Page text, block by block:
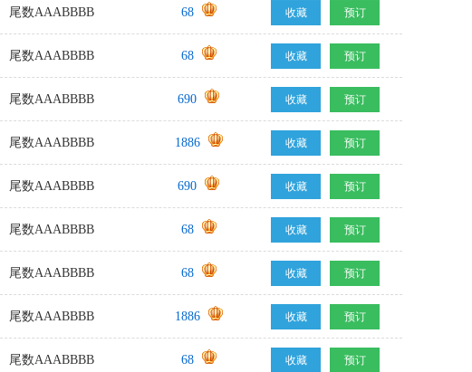
尾数AAABBBB 68 收藏 预订
尾数AAABBBB 68 收藏 预订
尾数AAABBBB 690 收藏 预订
尾数AAABBBB 1886 收藏 预订
尾数AAABBBB 690 收藏 预订
尾数AAABBBB 68 收藏 预订
尾数AAABBBB 68 收藏 预订
尾数AAABBBB 1886 收藏 预订
尾数AAABBBB 68 收藏 预订